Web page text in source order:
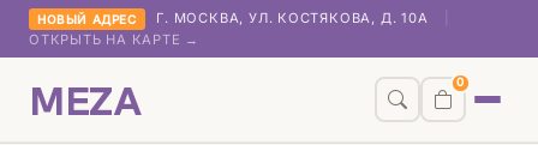
НОВЫЙ АДРЕС Г. МОСКВА, УЛ. КОСТЯКОВА, Д. 10А
ОТКРЫТЬ НА КАРТЕ →
MEZA 0